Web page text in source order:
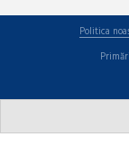
Politica